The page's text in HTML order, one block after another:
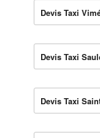
Devis Taxi
Devis Taxi
Devis Taxi